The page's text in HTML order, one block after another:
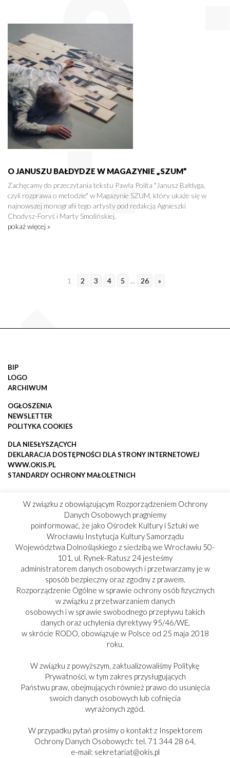
O JANUSZU BAŁDYDZE W MAGAZYNIE „SZUM”
Zachęcamy do przeczytania tekstu Pawła Polita "Janusz Bałdyga,
czyli rozprawa o metodzie" w Magazynie SZUM, który ukaże się w
najnowszej monografii tego artysty pod redakcją Agnieszki
Chodysz-Foryś i Marty Smolińskiej.
pokaż więcej »
1 2 3 4 5 ... 26 »
BIP
LOGO
ARCHIWUM
OGŁOSZENIA
NEWSLETTER
POLITYKA COOKIES
DLA NIESŁYSZĄCYCH
DEKLARACJA DOSTĘPNOŚCI DLA STRONY INTERNETOWEJ
WWW.OKIS.PL
STANDARDY OCHRONY MAŁOLETNICH
W związku z obowiązującym Rozporządzeniem Ochrony
Danych Osobowych pragniemy
poinformować, że jako Ośrodek Kultury i Sztuki we
Wrocławiu Instytucja Kultury Samorządu
Województwa Dolnośląskiego z siedzibą we Wrocławiu 50-
101, ul. Rynek-Ratusz 24 jesteśmy
administratorem danych osobowych i przetwarzamy je w
sposób bezpieczny oraz zgodny z prawem.
Rozporządzenie Ogólne w sprawie ochrony osób fizycznych
w związku z przetwarzaniem danych
osobowych i w sprawie swobodnego przepływu takich
danych oraz uchylenia dyrektywy 95/46/WE,
w skrócie RODO, obowiązuje w Polsce od 25 maja 2018
roku.
W związku z powyższym, zaktualizowaliśmy Politykę
Prywatności, w tym zakres przysługujących
Państwu praw, obejmujących również prawo do usunięcia
swoich danych osobowych lub cofnięcia
wyrażonych zgód.
W przypadku pytań prosimy o kontakt z Inspektorem
Ochrony Danych Osobowych: tel. 71 344 28 64,
e-mail: sekretariat@okis.pl